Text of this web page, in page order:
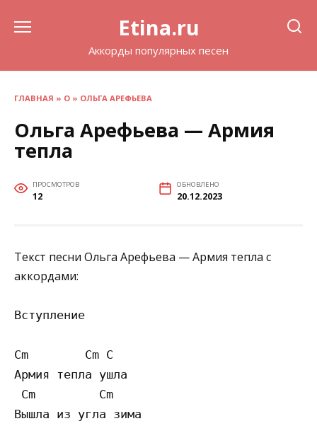
Etina.ru
Аккорды популярных песен
ГЛАВНАЯ » О » ОЛЬГА АРЕФЬЕВА
Ольга Арефьева — Армия
тепла
ПРОСМОТРОВ
12
ОБНОВЛЕНО
20.12.2023
Текст песни Ольга Арефьева — Армия тепла с
аккордами:
Вступление
Cm        Cm C
Армия тепла ушла
Cm         Cm
Вышла из угла зима